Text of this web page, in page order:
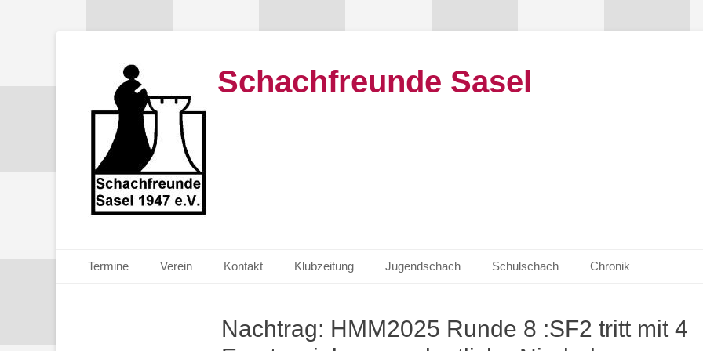
Schachfreunde Sasel
Primäres Menü
Inhalt
Termine Verein Kontakt Klubzeitung Jugendschach Schulschach Chronik
Nachtrag: HMM2025 Runde 8 :SF2 tritt mit 4